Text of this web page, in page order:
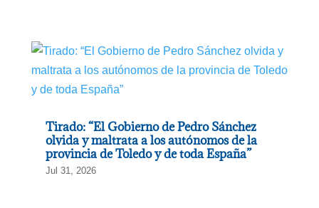
Tirado: “El Gobierno de Pedro Sánchez
olvida y maltrata a los autónomos de la
provincia de Toledo y de toda España”
Jul 31, 2026